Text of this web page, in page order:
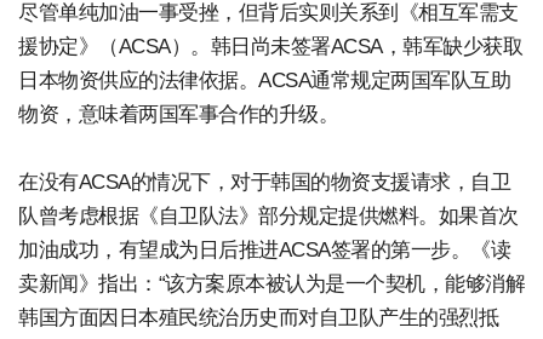
尽管单纯加油一事受挫，但背后实则关系到《相互军需支
援协定》（ACSA）。韩日尚未签署ACSA，韩军缺少获取
日本物资供应的法律依据。ACSA通常规定两国军队互助
物资，意味着两国军事合作的升级。
在没有ACSA的情况下，对于韩国的物资支援请求，自卫
队曾考虑根据《自卫队法》部分规定提供燃料。如果首次
加油成功，有望成为日后推进ACSA签署的第一步。《读
卖新闻》指出：“该方案原本被认为是一个契机，能够消解
韩国方面因日本殖民统治历史而对自卫队产生的强烈抵